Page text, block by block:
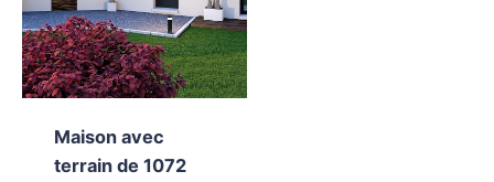
Maison avec
terrain de 1072